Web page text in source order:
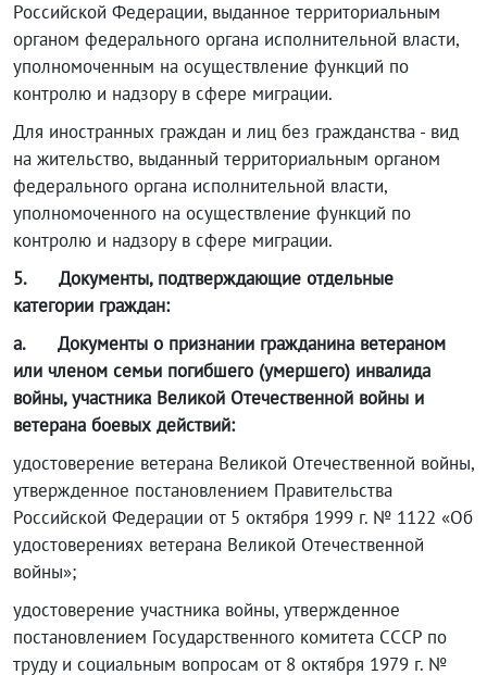
Российской Федерации, выданное территориальным
органом федерального органа исполнительной власти,
уполномоченным на осуществление функций по
контролю и надзору в сфере миграции.
Для иностранных граждан и лиц без гражданства - вид
на жительство, выданный территориальным органом
федерального органа исполнительной власти,
уполномоченного на осуществление функций по
контролю и надзору в сфере миграции.
5. Документы, подтверждающие отдельные
категории граждан:
а. Документы о признании гражданина ветераном
или членом семьи погибшего (умершего) инвалида
войны, участника Великой Отечественной войны и
ветерана боевых действий:
удостоверение ветерана Великой Отечественной войны,
утвержденное постановлением Правительства
Российской Федерации от 5 октября 1999 г. № 1122 «Об
удостоверениях ветерана Великой Отечественной
войны»;
удостоверение участника войны, утвержденное
постановлением Государственного комитета СССР по
труду и социальным вопросам от 8 октября 1979 г. №